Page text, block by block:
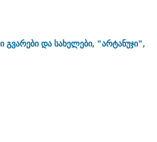
გვარები და სახელები, "არტანუჯი",